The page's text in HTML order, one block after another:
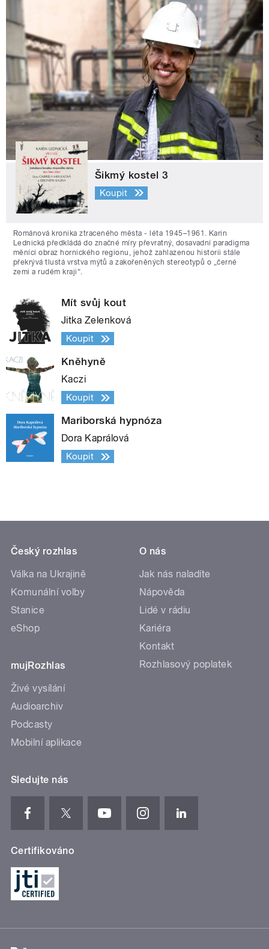
Šikmý kostel 3
Koupit
Románová kronika ztraceného města - léta 1945–1961. Karin
Lednická předkládá do značné míry převratný, dosavadní paradigma
měnící obraz hornického regionu, jehož zahlazenou historii stále
překrývá tlustá vrstva mýtů a zakořeněných stereotypů o „černé
zemi a rudém kraji“.
Mít svůj kout
Jitka Zelenková
Koupit
Kněhyně
Kaczi
Koupit
Mariborská hypnóza
Dora Kaprálová
Koupit
Český rozhlas
Válka na Ukrajině
Komunální volby
Stanice
eShop
mujRozhlas
Živé vysílání
Audioarchiv
Podcasty
Mobilní aplikace
O nás
Jak nás naladíte
Nápověda
Lidé v rádiu
Kariéra
Kontakt
Rozhlasový poplatek
Sledujte nás
Certifikováno